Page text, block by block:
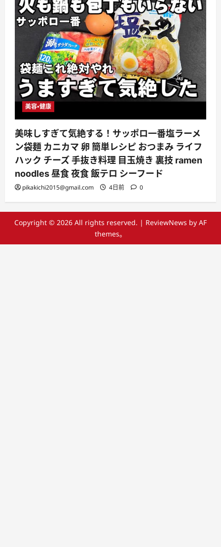
美容・健康
美味しすぎて気絶する！サッポロ一番塩ラーメ
ン袋麺 カニカマ 卵 簡単レシピ おつまみ ライフ
ハック チーズ 手抜き料理 目玉焼き 裏技 ramen
noodles 昼食 夜食 飯テロ シーフード
pikakichi2015@gmail.com 4日前 0
Copyright © 2026 All rights reserved. | ReviewNews by AF
themes。